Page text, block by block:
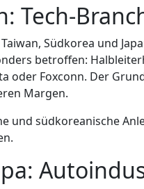
Tech-
Südkorea und
betroffen:
oder Foxconn. Der
Margen.
und südkoreanische